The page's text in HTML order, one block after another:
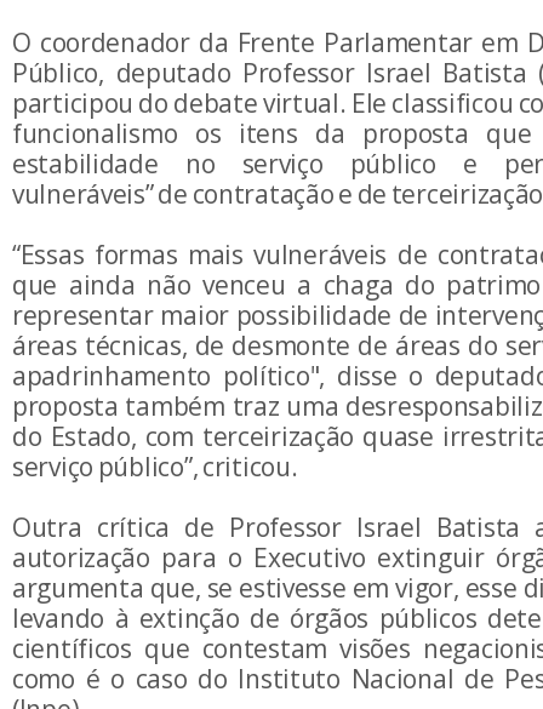
O coordenador da Frente Parlamentar em
Público, deputado Professor Israel Batista
participou do debate virtual. Ele classificou
funcionalismo os itens da proposta
estabilidade no serviço público e
vulneráveis” de contratação e de
“Essas formas mais vulneráveis de
que ainda não venceu a chaga do
representar maior possibilidade de
áreas técnicas, de desmonte de áreas do
apadrinhamento político", disse o
proposta também traz uma
do Estado, com terceirização quase
serviço público”, criticou.
Outra crítica de Professor Israel
autorização para o Executivo extinguir
argumenta que, se estivesse em vigor, esse
levando à extinção de órgãos públicos
científicos que contestam visões
como é o caso do Instituto Nacional de